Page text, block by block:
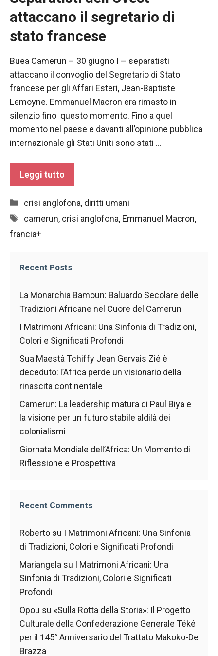
attaccano il segretario di
stato francese
Buea Camerun – 30 giugno I – separatisti
attaccano il convoglio del Segretario di Stato
francese per gli Affari Esteri, Jean-Baptiste
Lemoyne. Emmanuel Macron era rimasto in
silenzio fino questo momento. Fino a quel
momento nel paese e davanti all’opinione pubblica
internazionale gli Stati Uniti sono stati …
Leggi tutto
Categorie
crisi anglofona, diritti umani
Tag
camerun, crisi anglofona, Emmanuel Macron,
francia+
Recent Posts
La Monarchia Bamoun: Baluardo Secolare delle
Tradizioni Africane nel Cuore del Camerun
I Matrimoni Africani: Una Sinfonia di Tradizioni,
Colori e Significati Profondi
Sua Maestà Tchiffy Jean Gervais Zié è
deceduto: l’Africa perde un visionario della
rinascita continentale
Camerun: La leadership matura di Paul Biya e
la visione per un futuro stabile aldilà dei
colonialismi
Giornata Mondiale dell’Africa: Un Momento di
Riflessione e Prospettiva
Recent Comments
Roberto su I Matrimoni Africani: Una Sinfonia
di Tradizioni, Colori e Significati Profondi
Mariangela su I Matrimoni Africani: Una
Sinfonia di Tradizioni, Colori e Significati
Profondi
Opou su «Sulla Rotta della Storia»: Il Progetto
Culturale della Confederazione Generale Téké
per il 145° Anniversario del Trattato Makoko-De
Brazza
Questi cookie
non sono
opzionali.
necessari per
il
funzionamento
del sito web.
Statistiche
migliorare
la
funzionalità
e la
struttura del
sito Web, in
come viene
utilizzato il
sito Web.
Experience
Affinché il
nostro sito
Web funzioni
al meglio
durante la tua
funzionalità
dal sito web.
Marketing
Condividendo i
tuoi interessi e
comportamenti
mentre visiti il
nostro sito,
aumenti le
possibilità di
vedere